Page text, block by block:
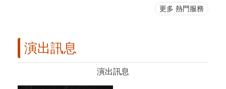
更多 熱門服務
演出訊息
演出訊息